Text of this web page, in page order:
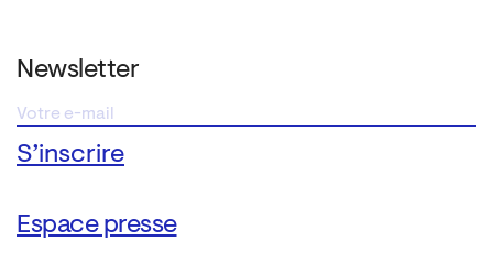
Newsletter
Espace presse